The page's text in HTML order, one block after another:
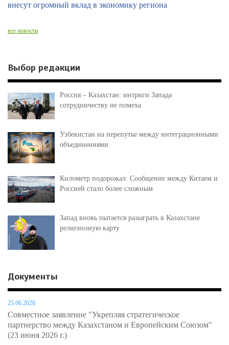
внесут огромный вклад в экономику региона
все новости
Выбор редакции
Россия – Казахстан: интриги Запада
сотрудничеству не помеха
Узбекистан на перепутье между интеграционными
объединениями
Километр подорожал. Сообщение между Китаем и
Россией стало более сложным
Запад вновь пытается разыграть в Казахстане
религиозную карту
Документы
25.06.2026
Совместное заявление "Укрепляя стратегическое
партнерство между Казахстаном и Европейским Союзом"
(23 июня 2026 г.)